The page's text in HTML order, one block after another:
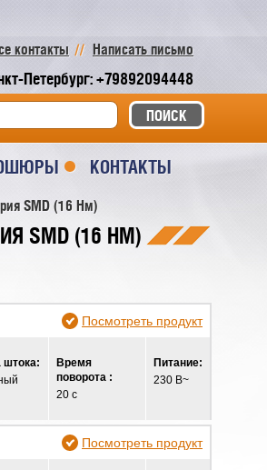
контакты Написать письмо
Петербург: +79892094448
КОНТАКТЫ
SMD (16 Нм)
SMD (16 НМ)
Посмотреть продукт
штока:
Время
поворота :
20 с
Питание:
230 В~
Посмотреть продукт